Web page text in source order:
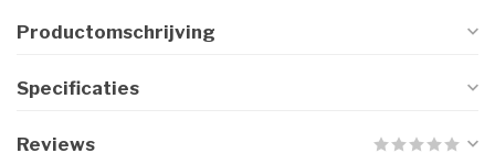
Productomschrijving
Specificaties
Reviews